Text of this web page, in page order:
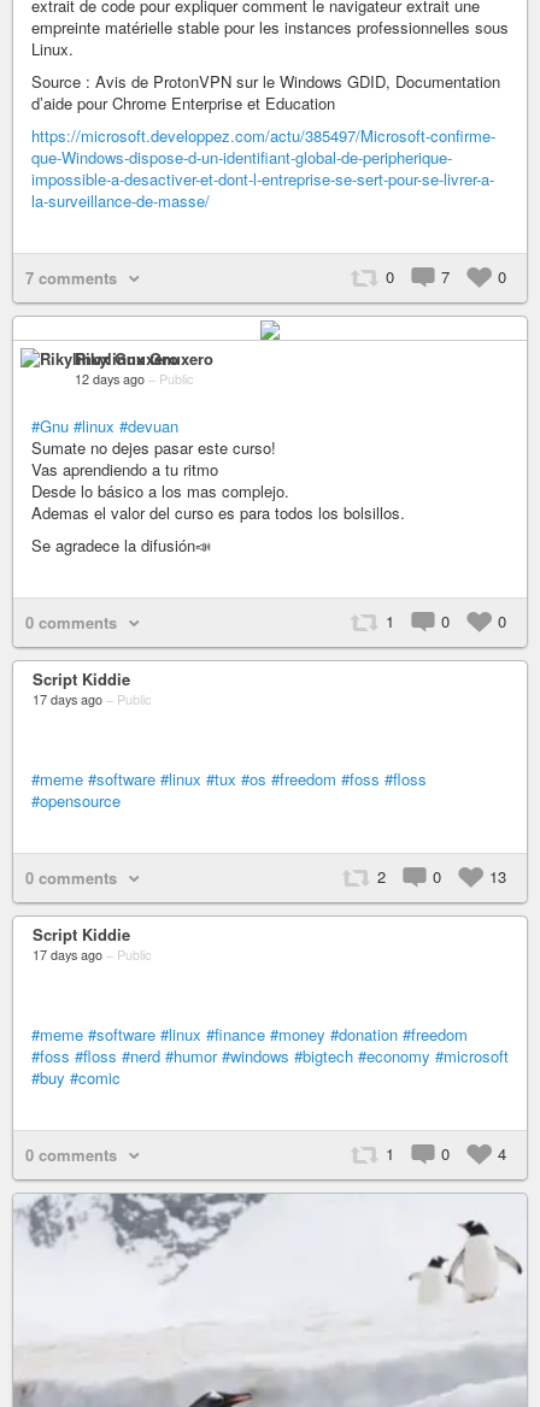
extrait de code pour expliquer comment le navigateur extrait une
empreinte matérielle stable pour les instances professionnelles sous
Linux.
Source : Avis de ProtonVPN sur le Windows GDID, Documentation
d’aide pour Chrome Enterprise et Education
https://microsoft.developpez.com/actu/385497/Microsoft-confirme-
que-Windows-dispose-d-un-identifiant-global-de-peripherique-
impossible-a-desactiver-et-dont-l-entreprise-se-sert-pour-se-livrer-a-
la-surveillance-de-masse/
0 7 0
7 comments
Rikylinux Gnuxero
12 days ago – Public
#Gnu #linux #devuan
Sumate no dejes pasar este curso!
Vas aprendiendo a tu ritmo
Desde lo básico a los mas complejo.
Ademas el valor del curso es para todos los bolsillos.
Se agradece la difusión📣
1 0 0
0 comments
Script Kiddie
17 days ago – Public
#meme #software #linux #tux #os #freedom #foss #floss
#opensource
2 0 13
0 comments
Script Kiddie
17 days ago – Public
#meme #software #linux #finance #money #donation #freedom
#foss #floss #nerd #humor #windows #bigtech #economy #microsoft
#buy #comic
1 0 4
0 comments